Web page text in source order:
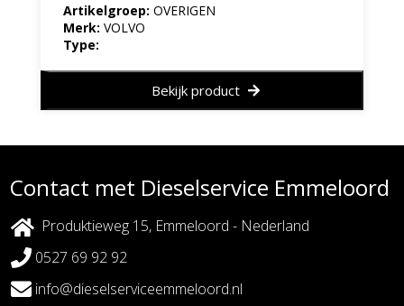
Artikelgroep: OVERIGEN
Merk: VOLVO
Type:
Bekijk product
Contact met Dieselservice Emmeloord
Produktieweg 15, Emmeloord - Nederland
0527 69 92 92
info@dieselserviceemmeloord.nl